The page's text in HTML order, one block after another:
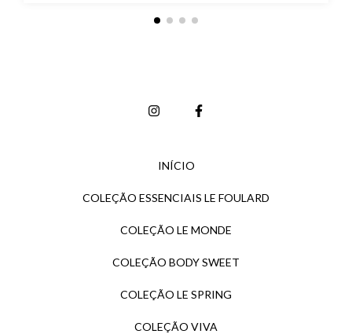
INÍCIO
COLEÇÃO ESSENCIAIS LE FOULARD
COLEÇÃO LE MONDE
COLEÇÃO BODY SWEET
COLEÇÃO LE SPRING
COLEÇÃO VIVA